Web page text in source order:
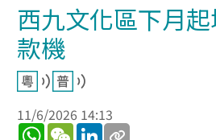
西九文化區下月
款機
11/6/2026 14:13
WhatsApp
WeChatLinkedIn